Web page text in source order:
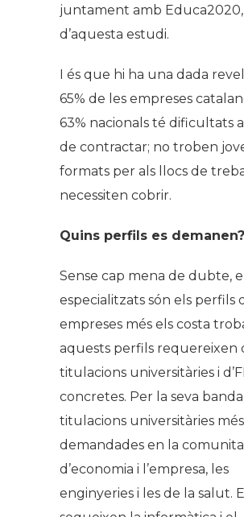
juntament amb Educa2020,
d’aquesta estudi.
I és que hi ha una dada
65% de les empreses
63% nacionals té dificultats a
de contractar; no troben
formats per als llocs de
necessiten cobrir.
Quins perfils es demanen?
Sense cap mena de dubte,
especialitzats són els perfils
empreses més els costa
aquests perfils requereixen
titulacions universitàries i
concretes. Per la seva
titulacions universitàries més
demandades en la
d’economia i l’empresa, les
enginyeries i les de la salut.